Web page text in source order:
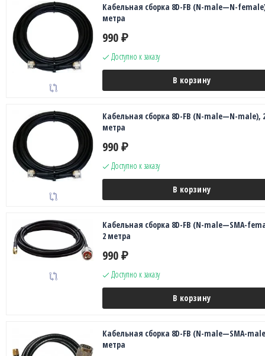
Кабельная сборка 8D-FB (N-male—N-
метра
990 ₽
Доступно к заказу
В корзину
Кабельная сборка 8D-FB (N-male—N-male),
метра
990 ₽
Доступно к заказу
В корзину
Кабельная сборка 8D-FB (N-male—SMA-
2 метра
990 ₽
Доступно к заказу
В корзину
Кабельная сборка 8D-FB (N-male—SMA-
метра